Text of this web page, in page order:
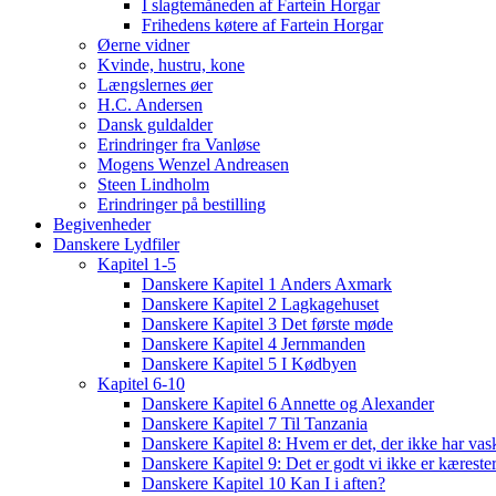
I slagtemåneden af Fartein Horgar
Frihedens køtere af Fartein Horgar
Øerne vidner
Kvinde, hustru, kone
Længslernes øer
H.C. Andersen
Dansk guldalder
Erindringer fra Vanløse
Mogens Wenzel Andreasen
Steen Lindholm
Erindringer på bestilling
Begivenheder
Danskere Lydfiler
Kapitel 1-5
Danskere Kapitel 1 Anders Axmark
Danskere Kapitel 2 Lagkagehuset
Danskere Kapitel 3 Det første møde
Danskere Kapitel 4 Jernmanden
Danskere Kapitel 5 I Kødbyen
Kapitel 6-10
Danskere Kapitel 6 Annette og Alexander
Danskere Kapitel 7 Til Tanzania
Danskere Kapitel 8: Hvem er det, der ikke har
Danskere Kapitel 9: Det er godt vi ikke er
Danskere Kapitel 10 Kan I i aften?